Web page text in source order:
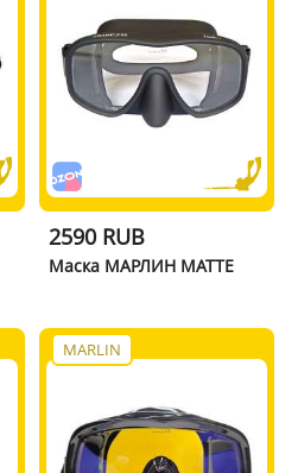
2590 RUB
Маска МАРЛИН MATTE
MARLIN